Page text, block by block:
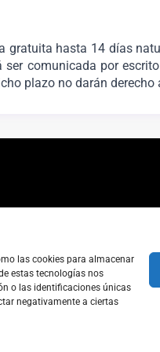
las cookies para almacenar
estas tecnologías nos
o las identificaciones únicas
negativamente a ciertas
gratuita hasta 14 días
ser comunicada por
plazo no darán derecho